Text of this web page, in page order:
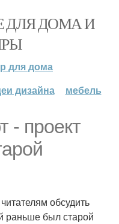
ДЛЯ ДОМА И
для дома
дизайна мебель
- проект
обсудить
раньше был старой